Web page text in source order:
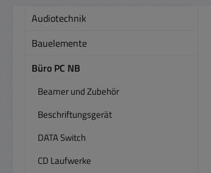
Audiotechnik
Bauelemente
Büro PC NB
Beamer und Zubehör
Beschriftungsgerät
DATA Switch
CD Laufwerke